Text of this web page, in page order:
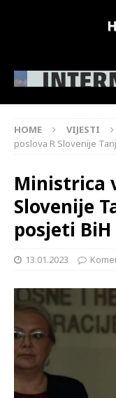
poslova R Slovenije
Ministrica
Slovenije
posjeti BiH
13.01.2023